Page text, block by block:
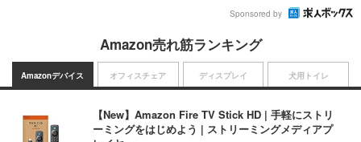
Sponsored by
Amazon売れ筋ランキング
Amazonデバイス
【New】Amazon Fire TV Stick HD | 手軽にストリ
ーミングをはじめよう | ストリーミングメディアプ
オフィスチェア ディスプレイ 犬用トイレ